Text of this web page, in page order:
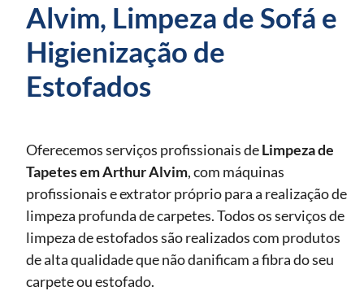
Alvim, Limpeza de Sofá e
Higienização de
Estofados
Oferecemos serviços profissionais deLimpeza de
Tapetesem Arthur Alvim, com máquinas
profissionais e extrator próprio para a realização de
limpeza profunda de carpetes. Todos os serviços de
limpeza de estofados são realizados com produtos
de alta qualidade que não danificam a fibra do seu
carpete ou estofado.